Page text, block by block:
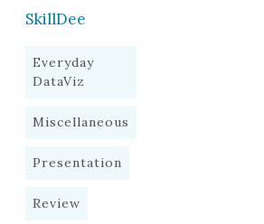
SkillDee
Everyday
DataViz
Miscellaneous
Presentation
Review